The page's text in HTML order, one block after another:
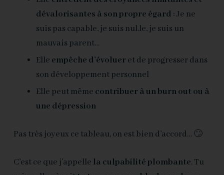
dévalorisantes à son propre égard : Je ne
suis pas capable, je suis nul.le, je suis un
mauvais parent…
Elle empêche d’évolueret de progresser dans
son développement personnel
Elle peut même contribuer à un burn out ou à
une dépression
Pas très joyeux ce tableau, on est bien d’accord… 🙄
C’est ce que j’appelle la culpabilité plombante. Tu